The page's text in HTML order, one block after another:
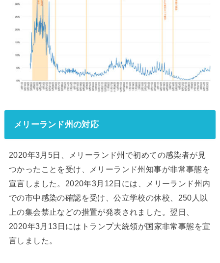
メリーランド州の対応
2020年3月5日、メリーランド州で初めての感染者が見
つかったことを受け、メリーランド州知事が非常事態を
宣言しました。2020年3月12日には、メリーランド州内
での市中感染の確認を受け、公立学校の休校、250人以
上の集会禁止などの措置が発表されました。翌日、
2020年3月13日にはトランプ大統領が国家非常事態を宣
言しました。